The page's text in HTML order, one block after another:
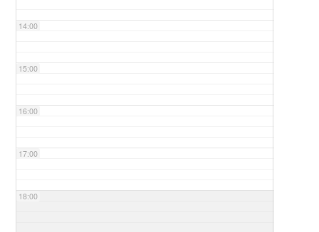
14:00
15:00
16:00
17:00
18:00